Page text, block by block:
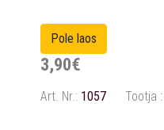
3,90€
Art. Nr.: 1057 Tootja :